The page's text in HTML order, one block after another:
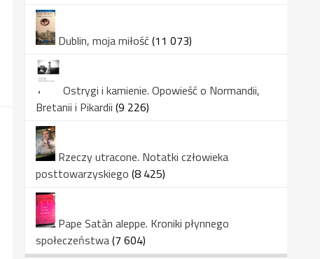
Dublin, moja miłość(11 073)
Ostrygi i kamienie. Opowieść o Normandii,
Bretanii i Pikardii (9 226)
Rzeczy utracone. Notatki człowieka
posttowarzyskiego (8 425)
Pape Satàn aleppe. Kroniki płynnego
społeczeństwa(7 604)